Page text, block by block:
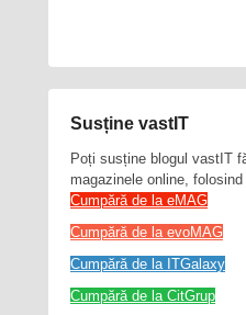
Susține vastIT
Poți susține blogul vastIT
magazinele online,
Cumpără de la eMAG
Cumpără de la evoMAG
Cumpără de la ITGalaxy
Cumpără de la CitGrup